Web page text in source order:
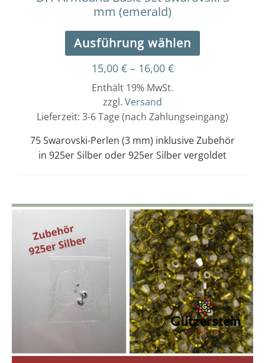
mm (emerald)
Ausführung wählen
15,00 € – 16,00 €
Enthält 19% MwSt.
zzgl. Versand
Lieferzeit: 3-6 Tage (nach Zahlungseingang)
75 Swarovski-Perlen (3 mm) inklusive Zubehör
in 925er Silber oder 925er Silber vergoldet
Dieses
Produkt
weist
mehrere
Varianten
auf.
Die
Optionen
können
auf
der
Preisspanne:
15,00 €
bis
16,00 €